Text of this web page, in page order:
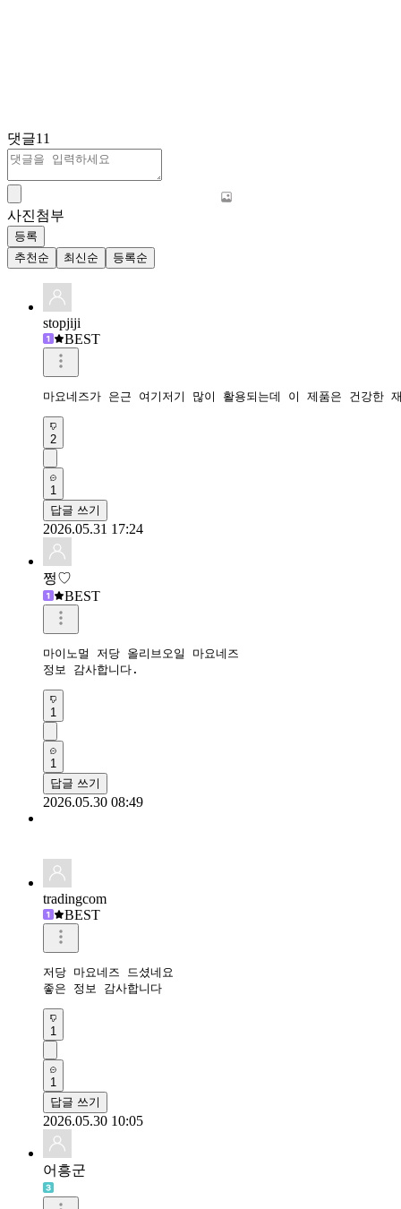
댓글11
사진첨부
등록
추천순
최신순 등록순
stopjiji
BEST
마요네즈가 은근 여기저기 많이 활용되는데 이 제품은 건강한
2
1
답글 쓰기
2026.05.31 17:24
쩡♡
BEST
마이노멀 저당 올리브오일 마요네즈
1
1
답글 쓰기
2026.05.30 08:49
tradingcom
BEST
저당 마요네즈 드셨네요
좋은 정보 감사합니다
1
1
답글 쓰기
2026.05.30 10:05
어흥군